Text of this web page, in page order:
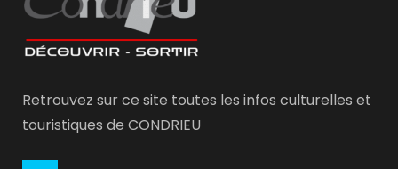
Retrouvez sur ce site toutes les infos culturelles et
touristiques de CONDRIEU